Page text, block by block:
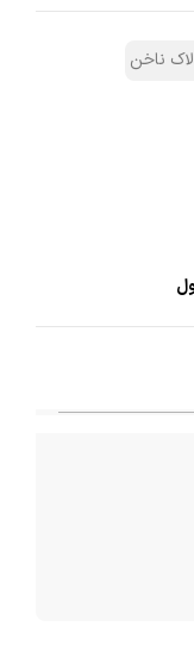
لاک ناخن